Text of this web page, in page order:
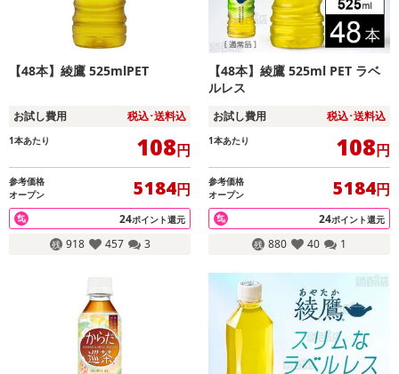
【48本】綾鷹 525mlPET
お試し費用 税込･送料込
1本あたり 108円
参考価格
オープン
5184円
24ポイント還元
918 457 3
【48本】綾鷹 525ml PET ラベ
ルレス
お試し費用 税込･送料込
1本あたり 108円
参考価格
オープン
5184円
24ポイント還元
880 40 1